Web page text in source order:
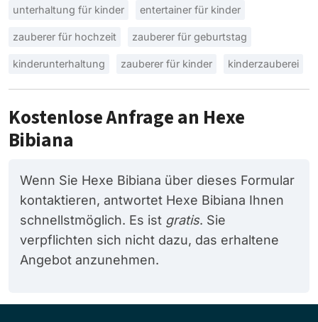
unterhaltung für kinder entertainer für kinder
zauberer für hochzeit zauberer für geburtstag
kinderunterhaltung zauberer für kinder kinderzauberei
Kostenlose Anfrage an Hexe
Bibiana
Wenn Sie Hexe Bibiana über dieses Formular
kontaktieren, antwortet Hexe Bibiana Ihnen
schnellstmöglich. Es ist gratis. Sie
verpflichten sich nicht dazu, das erhaltene
Angebot anzunehmen.